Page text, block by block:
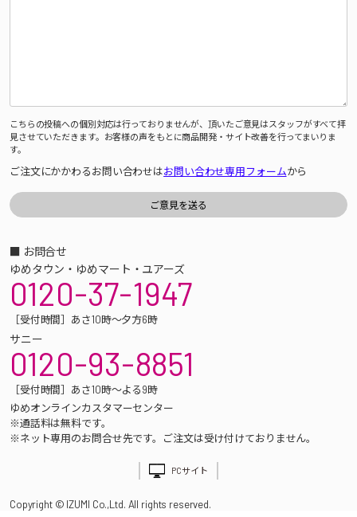
こちらの投稿への個別対応は行っておりませんが、頂いたご意見はスタッフがすべて拝
見させていただきます。お客様の声をもとに商品開発・サイト改善を行ってまいりま
す。
ご注文にかかわるお問い合わせはお問い合わせ専用フォームから
■ お問合せ
ゆめタウン・ゆめマート・ユアーズ
0120-37-1947
［受付時間］あさ10時～夕方6時
サニー
0120-93-8851
［受付時間］あさ10時～よる9時
ゆめオンラインカスタマーセンター
※通話料は無料です。
※ネット専用のお問合せ先です。ご注文は受け付けておりません。
PCサイト
Copyright © IZUMI Co.,Ltd. All rights reserved.